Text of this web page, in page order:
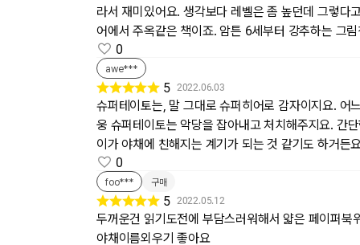
라서 재미있어요. 생각보다 레벨은 좀 높던데 그렇다
어에서 주옥같은 책이죠. 암튼 6세부터 강추하는 그
0
awe***
5 2022.06.03
슈퍼테이토는, 말 그대로 슈퍼히어로 감자이지요. 어
웅 슈퍼테이토는 악당을 잡아내고 처치해주지요. 간
이가 야채에 친해지는 계기가 되는 것 같기도 하거든
0
foo*** 구매
5 2022.05.12
두꺼운건 읽기도전에 부담스러워해서 얇은 페이퍼
야채이름외우기 좋아요